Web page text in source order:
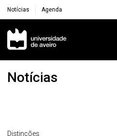
Notícias Agenda
Navegação Principal
Notícias
Detalhes
Distinções